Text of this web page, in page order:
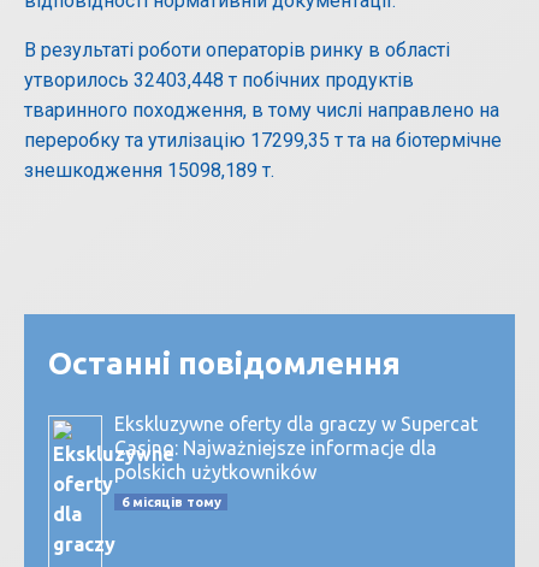
В результаті роботи операторів ринку в області
утворилось 32403,448 т побічних продуктів
тваринного походження, в тому числі направлено на
переробку та утилізацію 17299,35 т та на біотермічне
знешкодження 15098,189 т.
Останні повідомлення
Ekskluzywne oferty dla graczy w Supercat
Casino: Najważniejsze informacje dla
polskich użytkowników
6 місяців тому